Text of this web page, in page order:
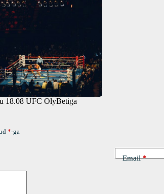
18.08 UFC OlyBetiga
*-ga
Email*